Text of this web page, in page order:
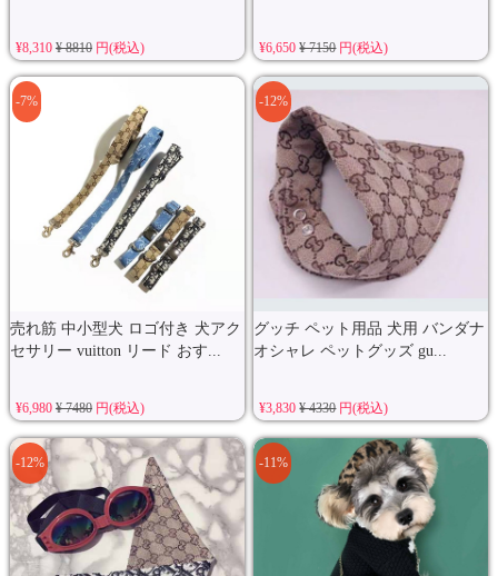
¥8,310 ¥ 8810円(税込) ¥6,650¥ 7150円(税込)
売れ筋 中小型犬 ロゴ付き 犬アク
セサリー vuitton リード おす...
-7%
¥6,980 ¥ 7480円(税込)
グッチ ペット用品 犬用 バンダナ
オシャレ ペットグッズ gu...
-12%
¥3,830¥ 4330円(税込)
-12% -11%